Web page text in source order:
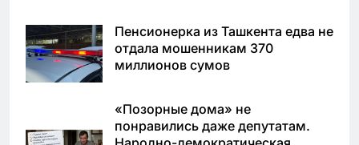
Пенсионерка из Ташкента едва не
отдала мошенникам 370
миллионов сумов
«Позорные дома» не
понравились даже депутатам.